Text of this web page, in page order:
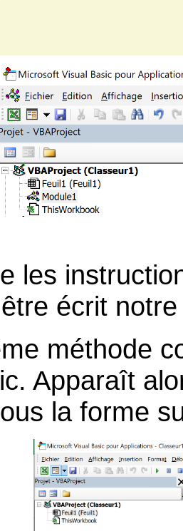
les
écrit
méthode
Apparaît
la forme